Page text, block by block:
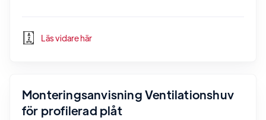
Läs vidare här
Monteringsanvisning Ventilationshuv
för profilerad plåt